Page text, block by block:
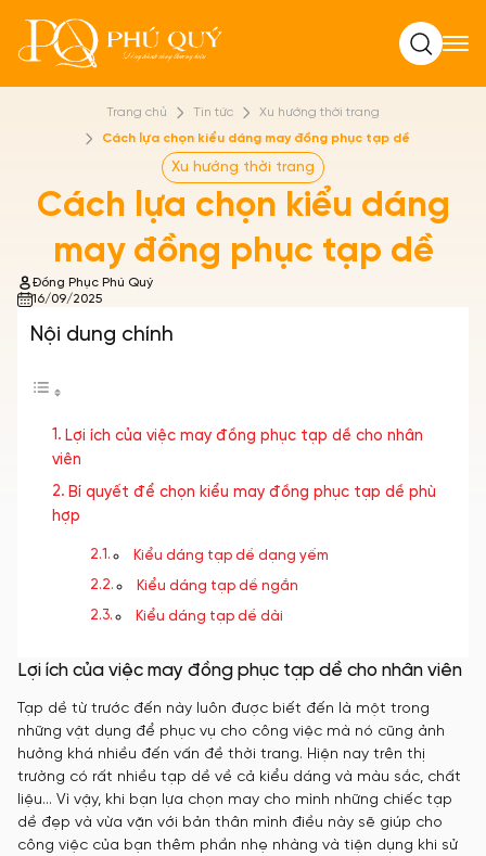
Tìm kiếm
Trang chủ Tin tức
Xu hướng thời trang
Cách lựa chọn kiểu dáng may đồng phục tạp dề
Xu hướng thời trang
Cách lựa chọn kiểu dáng
may đồng phục tạp dề
Đồng Phục Phú Quý
16/09/2025
Nội dung chính
Lợi ích của việc may đồng phục tạp dề cho nhân
viên
Bí quyết để chọn kiểu may đồng phục tạp dề phù
hợp
Kiểu dáng tạp dề dạng yếm
Kiểu dáng tạp dề ngắn
Kiểu dáng tạp dề dài
Lợi ích của việc may đồng phục tạp dề cho nhân viên
Tạp dề từ trước đến này luôn được biết đến là một trong
những vật dụng để phục vụ cho công việc mà nó cũng ảnh
hưởng khá nhiều đến vấn đề thời trang. Hiện nay trên thị
trường có rất nhiều tạp dề về cả kiểu dáng và màu sắc, chất
liệu… Vì vậy, khi bạn lựa chọn may cho mình những chiếc tạp
dề đẹp và vừa vặn với bản thân mình điều này sẽ giúp cho
công việc của bạn thêm phần nhẹ nhàng và tiện dụng khi sử